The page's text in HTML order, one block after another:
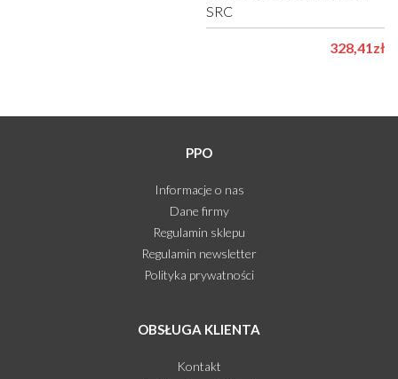
SRC
328,41zł
PPO
Informacje o nas
Dane firmy
Regulamin sklepu
Regulamin newsletter
Polityka prywatności
OBSŁUGA KLIENTA
Kontakt